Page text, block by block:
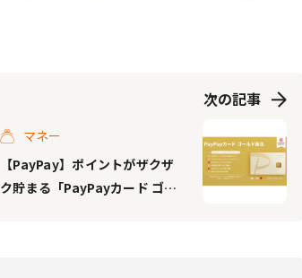
次の記事
マネー
【PayPay】ポイントがザクザ
ク貯まる「PayPayカード ゴー